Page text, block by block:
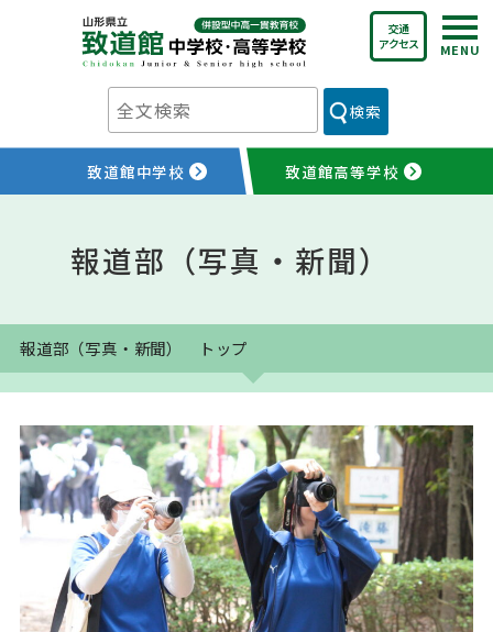
交通
アクセス
致道館中学校 致道館高等学校
検索
報道部（写真・新聞）
報道部（写真・新聞） トップ